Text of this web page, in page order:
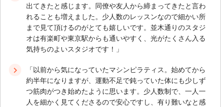
出てきたと感じます。同僚や友人から締まってきたと言わ
れることも増えました。少人数のレッスンなので細かい所
まで見て頂けるのがとても嬉しいです。並木通りのスタジ
オは有楽町や東京駅からも通いやすく、光がたくさん入る
気持ちのよいスタジオです！」
「以前から気になっていたマシンピラティス。始めてから
約半年になりますが、運動不足で鈍っていた体にも少しず
つ筋肉がつき始めたように思います。少人数制で、一人一
人を細かく見てくださるので安心ですし、有り難いなと感